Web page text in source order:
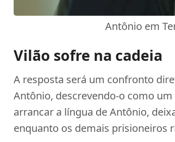
Antônio em
Vilão sofre na cadeia
A resposta será um confronto
Antônio, descrevendo-o como
arrancar a língua de Antônio,
enquanto os demais prisioneiros